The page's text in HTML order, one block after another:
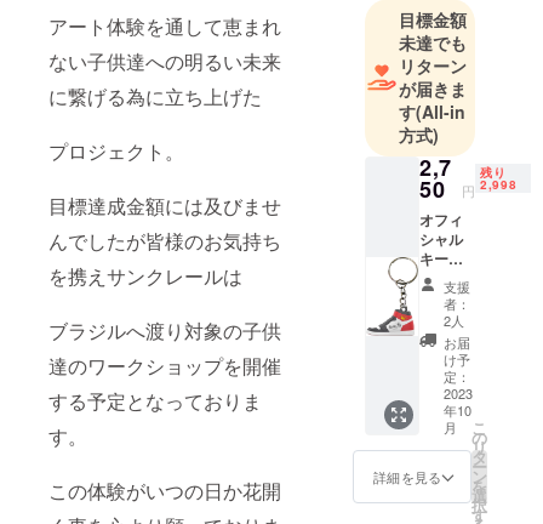
アート体験を通して恵まれ
ない子供達への明るい未来
に繋げる為に立ち上げた
プロジェクト。
目標達成金額には及びませ
んでしたが皆様のお気持ち
を携えサンクレールは
ブラジルへ渡り対象の子供
達のワークショップを開催
する予定となっておりま
す。
この体験がいつの日か花開
支援を目的
とした芸術
活動計画に
参加して、
このプロ
ジェクト
で、芸術的
な表現の機
会に恵まれ
ていない
人々が、創
造的な衝動
を発揮でき
るようにサ
ポートする
ことをアー
ティストの
夢であり、
目標金額
未達でも
リターン
が届きま
す(All-in
方式)
2,7
50 円
残り
2,998
オフィ
シャル
キー
ホール
ダー
（プラ
素材）
サンク
レール
グラ
フィッ
テイ
アー
ティス
トのス
支援
者：
2人
お届
け予
定：
2023
年10
月
詳細を見る
こ
の
リ
タ
ー
ン
を
選
択
す